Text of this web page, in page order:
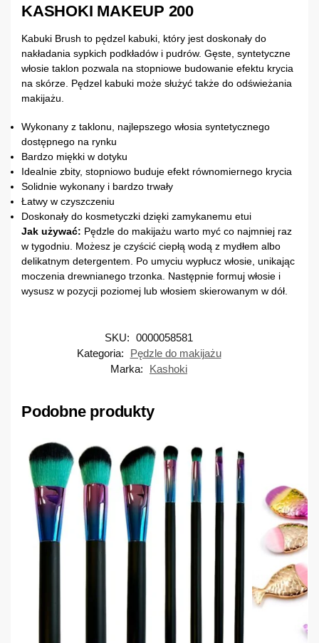
KASHOKI MAKEUP 200
Kabuki Brush to pędzel kabuki, który jest doskonały do
nakładania sypkich podkładów i pudrów. Gęste, syntetyczne
włosie taklon pozwala na stopniowe budowanie efektu krycia
na skórze. Pędzel kabuki może służyć także do odświeżania
makijażu.
Wykonany z taklonu, najlepszego włosia syntetycznego
dostępnego na rynku
Bardzo miękki w dotyku
Idealnie zbity, stopniowo buduje efekt równomiernego krycia
Solidnie wykonany i bardzo trwały
Łatwy w czyszczeniu
Doskonały do kosmetyczki dzięki zamykanemu etui
Jak używać: Pędzle do makijażu warto myć co najmniej raz
w tygodniu. Możesz je czyścić ciepłą wodą z mydłem albo
delikatnym detergentem. Po umyciu wypłucz włosie, unikając
moczenia drewnianego trzonka. Następnie formuj włosie i
wysusz w pozycji poziomej lub włosiem skierowanym w dół.
SKU: 0000058581
Kategoria:
Pędzle do makijażu
Marka:
Kashoki
Podobne produkty